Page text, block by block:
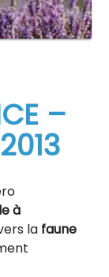
–
à
la faune